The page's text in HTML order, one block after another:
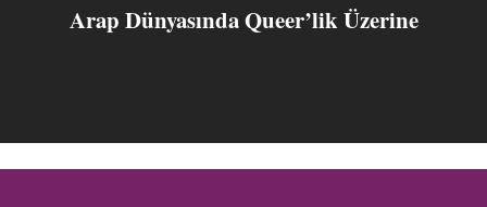
Arap Dünyasında Queer’lik Üzerine